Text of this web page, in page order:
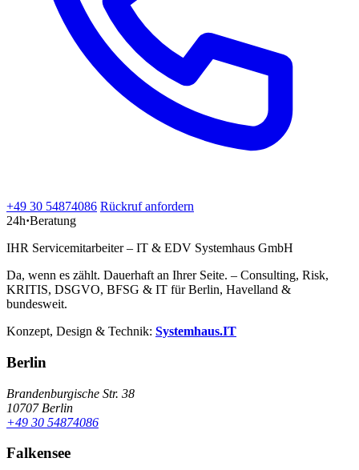
+49 30 54874086 Rückruf anfordern
24h·Beratung
IHR Servicemitarbeiter – IT & EDV Systemhaus GmbH
Da, wenn es zählt. Dauerhaft an Ihrer Seite. – Consulting, Risk,
KRITIS, DSGVO, BFSG & IT für Berlin, Havelland &
bundesweit.
Konzept, Design & Technik: Systemhaus.IT
Berlin
Brandenburgische Str. 38
10707 Berlin
+49 30 54874086
Falkensee